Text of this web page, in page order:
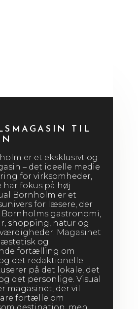
TIL
er et eksklusivt og
– det ideelle medie
for virksomheder,
har fokus på høj
Bornholm er et
for læsere, der
Bornholms gastronomi,
shopping, natur og
Magasinet
æstetisk og
fortælling om
det redaktionelle
på det lokale, det
det personlige. Visual
magasinet, der vil
fortælle om